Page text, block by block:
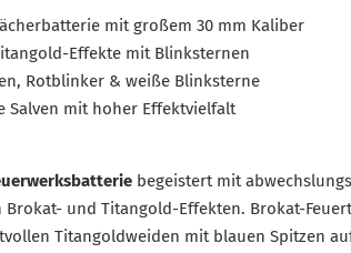
mit großem 30 mm Kaliber
Effekte mit Blinksternen
Rotblinker & weiße Blinksterne
Salven mit hoher Effektvielfalt
begeistert mit
Brokat- und Titangold-Effekten. Brokat-
Titangoldweiden mit blauen Spitzen